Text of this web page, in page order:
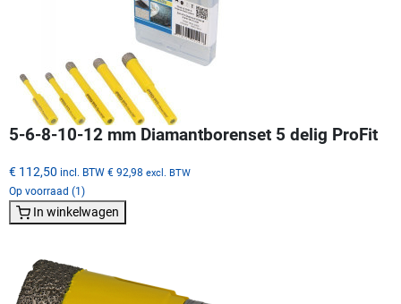
5-6-8-10-12 mm Diamantborenset 5 delig ProFit
€ 112,50 incl. BTW € 92,98 excl. BTW
Op voorraad (1)
In winkelwagen